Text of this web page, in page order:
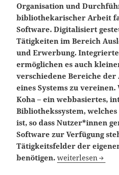
Organisation und
bibliothekarischer Arbeit
Software. Digitalisiert
Tätigkeiten im Bereich
und Erwerbung.
ermöglichen es auch
verschiedene Bereiche
eines Systems zu
Koha – ein webbasiertes,
Bibliothekssystem,
ist, so dass Nutzer*innen
Software zur Verfügung
Tätigkeitsfelder der
benötigen. Ein
weiterlesen